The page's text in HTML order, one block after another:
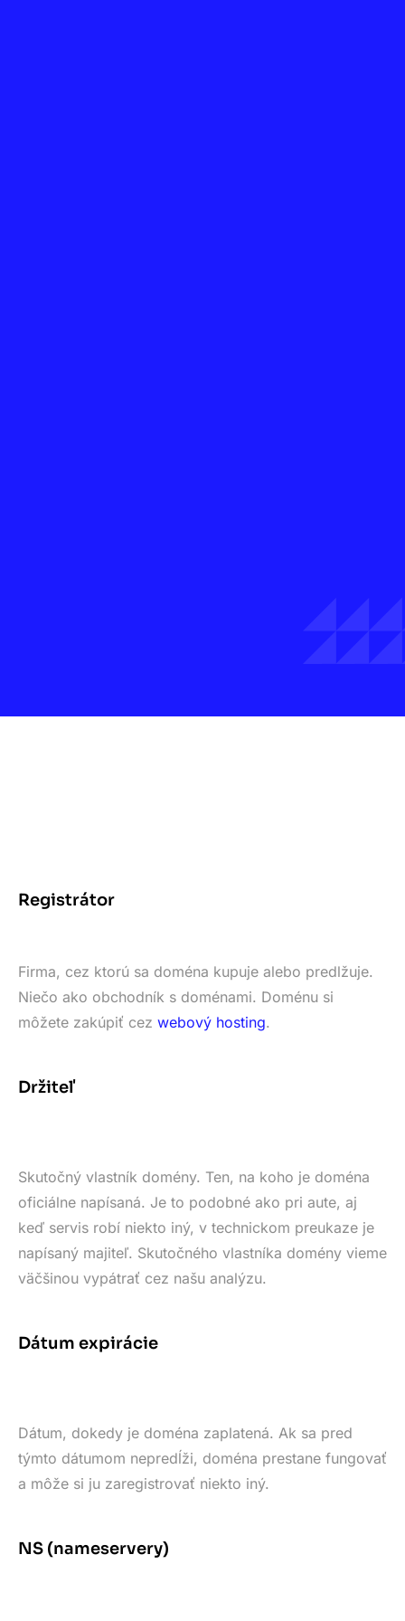
Registrátor
Firma, cez ktorú sa doména kupuje alebo predlžuje.
Niečo ako obchodník s doménami. Doménu si
môžete zakúpiť cez webový hosting.
Držiteľ
Skutočný vlastník domény. Ten, na koho je doména
oficiálne napísaná. Je to podobné ako pri aute, aj
keď servis robí niekto iný, v technickom preukaze je
napísaný majiteľ. Skutočného vlastníka domény vieme
väčšinou vypátrať cez našu analýzu.
Dátum expirácie
Dátum, dokedy je doména zaplatená. Ak sa pred
týmto dátumom nepredĺži, doména prestane fungovať
a môže si ju zaregistrovať niekto iný.
NS (nameservery)